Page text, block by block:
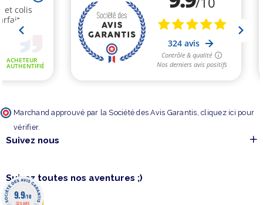
Marchand approuvé par la Société des Avis Garantis, cliquez ici pour
vérifier.
Suivez nous
Suivez toutes nos aventures ;)
9.9/10
324 AVIS